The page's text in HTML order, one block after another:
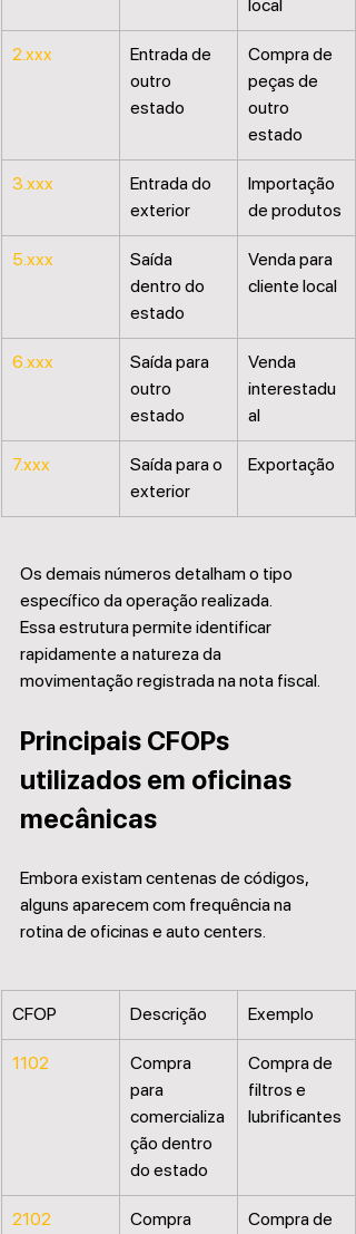
local
2.xxx
Entrada de
outro
estado
Compra de
peças de
outro
estado
3.xxx
Entrada do
exterior
Importação
de produtos
5.xxx
Saída
dentro do
estado
Venda para
cliente local
6.xxx
Saída para
outro
estado
Venda
interestadu
al
7.xxx
Saída para o
exterior
Exportação
Os demais números detalham o tipo
específico da operação realizada.
Essa estrutura permite identificar
rapidamente a natureza da
movimentação registrada na nota fiscal.
Principais CFOPs
utilizados em oficinas
mecânicas
Embora existam centenas de códigos,
alguns aparecem com frequência na
rotina de oficinas e auto centers.
CFOP Descrição Exemplo
1102
Compra
para
comercializa
ção dentro
do estado
Compra de
filtros e
lubrificantes
2102
Compra
Compra de